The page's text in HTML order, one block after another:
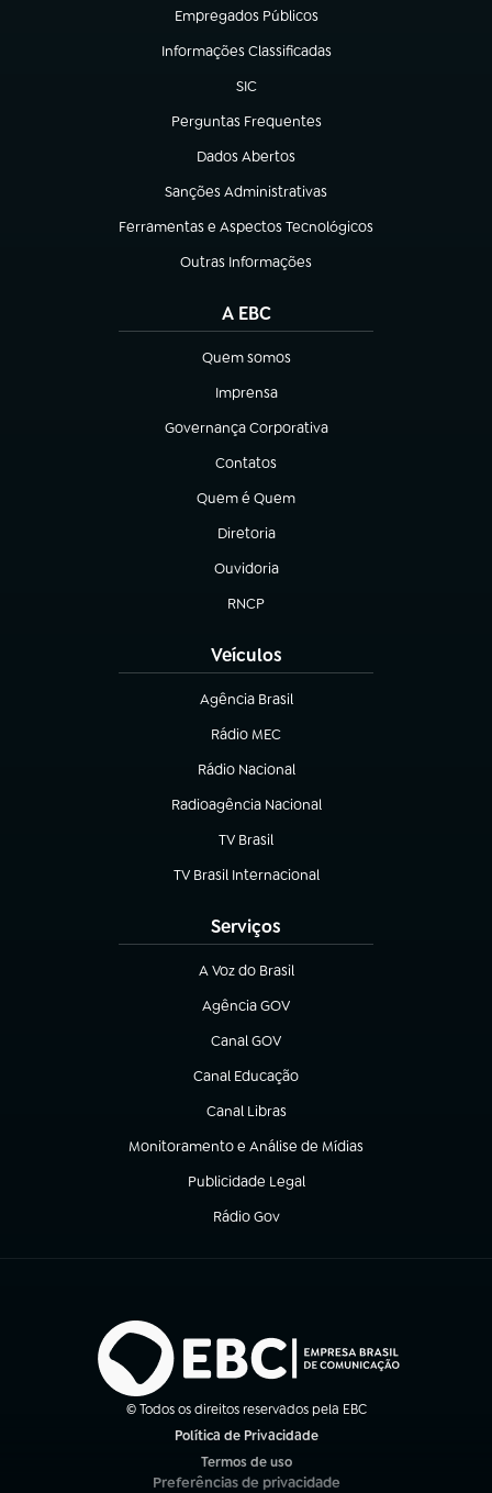
Empregados Públicos
(abre em nova aba)
Informações Classificadas
(abre em nova aba)
SIC
(abre em nova aba)
Perguntas Frequentes
(abre em nova aba)
Dados Abertos
(abre em nova aba)
Sanções Administrativas
(abre em nova aba)
Ferramentas e Aspectos Tecnológicos
(abre em nova aba)
Outras Informações
(abre em nova aba)
A EBC
Quem somos
(abre em nova aba)
Imprensa
(abre em nova aba)
Governança Corporativa
(abre em nova aba)
Contatos
(abre em nova aba)
Quem é Quem
(abre em nova aba)
Diretoria
(abre em nova aba)
Ouvidoria
(abre em nova aba)
RNCP
(abre em nova aba)
Veículos
Agência Brasil
(abre em nova aba)
Rádio MEC
(abre em nova aba)
Rádio Nacional
Radioagência Nacional
(abre em nova aba)
TV Brasil
(abre em nova aba)
TV Brasil Internacional
(abre em nova aba)
Serviços
A Voz do Brasil
(abre em nova aba)
Agência GOV
(abre em nova aba)
Canal GOV
(abre em nova aba)
Canal Educação
(abre em nova aba)
Canal Libras
(abre em nova aba)
Monitoramento e Análise de Mídias
(abre em nova aba)
Publicidade Legal
(abre em nova aba)
Rádio Gov
(abre em nova aba)
© Todos os direitos reservados pela EBC
Política de Privacidade
Termos de uso
(abre em nova aba)
Preferências de privacidade